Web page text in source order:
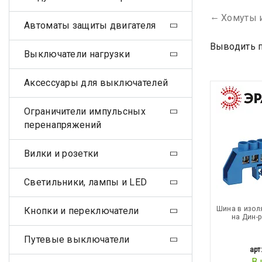
Хомуты
Выводить
Шина в
на Дин-
Автоматы защиты двигателя
Выключатели нагрузки
Аксессуары для выключателей
Ограничители импульсных
перенапряжений
Вилки и розетки
Светильники, лампы и LED
Кнопки и переключатели
Путевые выключатели